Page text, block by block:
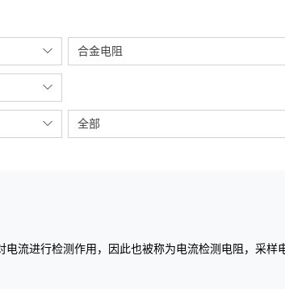
合金电阻
全部
电流进行检测作用，因此也被称为电流检测电阻，采